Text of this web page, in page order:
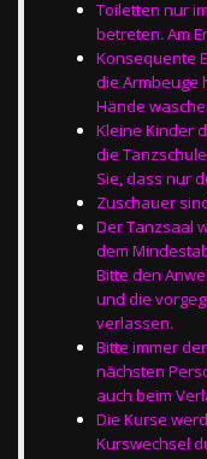
Toiletten nur
betreten. Am
Konsequente
die Armbeuge
Hände
Kleine Kinder
die
Sie, dass nur
Zuschauer
Der Tanzsaal
dem
Bitte den
und die
verlassen.
Bitte immer
nächsten
auch beim
Die Kurse
Kurswechsel